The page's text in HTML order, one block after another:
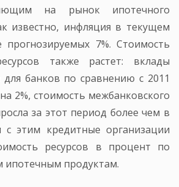
на рынок ипотечного
известно, инфляция в текущем
7%. Стоимость
также растет: вклады
банков по сравнению с 2011
2%, стоимость межбанковского
за этот период более чем в
с этим кредитные организации
ресурсов в процент по
ипотечным продуктам.